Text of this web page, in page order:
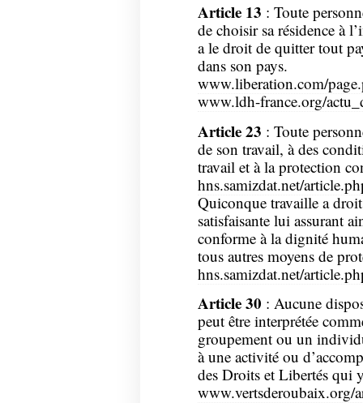
Article 13 : Toute
de choisir sa résidence à
a le droit de quitter tout
dans son pays.
www.liberation.com/
www.ldh-france.org/
Article 23 : Toute
de son travail, à des
travail et à la protection
hns.samizdat.net/
Quiconque travaille a
satisfaisante lui assurant
conforme à la dignité
tous autres moyens de
hns.samizdat.net/
Article 30 : Aucune
peut être interprétée
groupement ou un
à une activité ou
des Droits et Libertés qui
www.vertsderoubaix.org/